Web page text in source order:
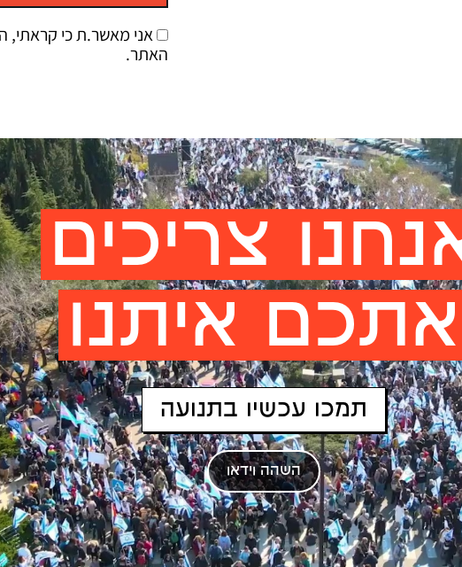
אני מאשר.ת כי קראתי,
האתר.
צריכים
אתכם איתנו
תמכו עכשיו בתנועה
השהה וידאו